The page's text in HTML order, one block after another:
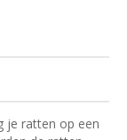
je ratten op een